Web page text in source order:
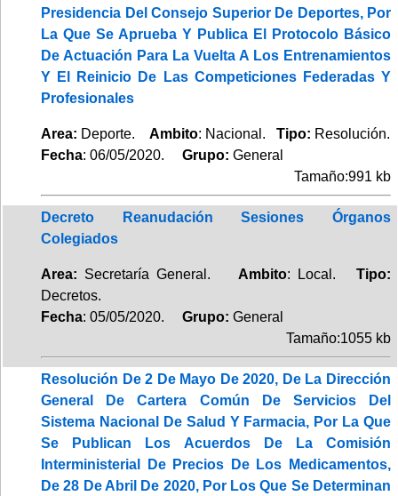
Presidencia Del Consejo Superior De Deportes, Por
La Que Se Aprueba Y Publica El Protocolo Básico
De Actuación Para La Vuelta A Los Entrenamientos
Y El Reinicio De Las Competiciones Federadas Y
Profesionales
Area: Deporte. Ambito: Nacional. Tipo: Resolución.
Fecha: 06/05/2020. Grupo: General
Tamaño:991 kb
Decreto Reanudación Sesiones Órganos
Colegiados
Area: Secretaría General. Ambito: Local.Tipo:
Decretos.
Fecha: 05/05/2020. Grupo: General
Tamaño:1055 kb
Resolución De 2 De Mayo De 2020, De La Dirección
General De Cartera Común De Servicios Del
Sistema Nacional De Salud Y Farmacia, Por La Que
Se Publican Los Acuerdos De La Comisión
Interministerial De Precios De Los Medicamentos,
De 28 De Abril De 2020, Por Los Que Se Determinan